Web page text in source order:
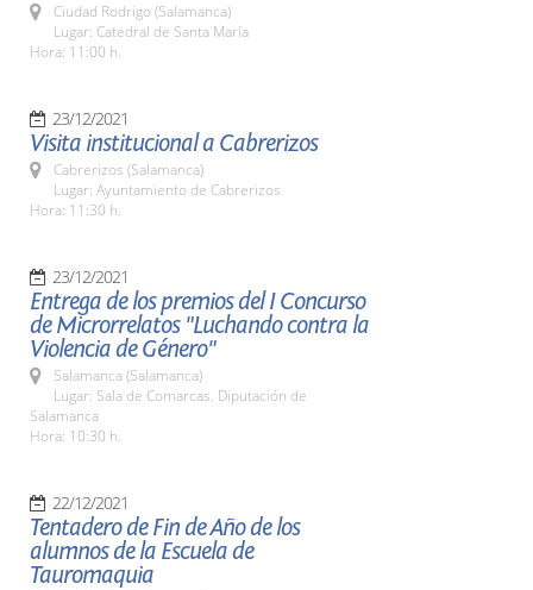
Ciudad Rodrigo (Salamanca)
Lugar: Catedral de Santa María
Hora: 11:00 h.
23/12/2021
Visita institucional a Cabrerizos
Cabrerizos (Salamanca)
Lugar: Ayuntamiento de Cabrerizos
Hora: 11:30 h.
23/12/2021
Entrega de los premios del I Concurso
de Microrrelatos "Luchando contra la
Violencia de Género"
Salamanca (Salamanca)
Lugar: Sala de Comarcas. Diputación de
Salamanca
Hora: 10:30 h.
22/12/2021
Tentadero de Fin de Año de los
alumnos de la Escuela de
Tauromaquia